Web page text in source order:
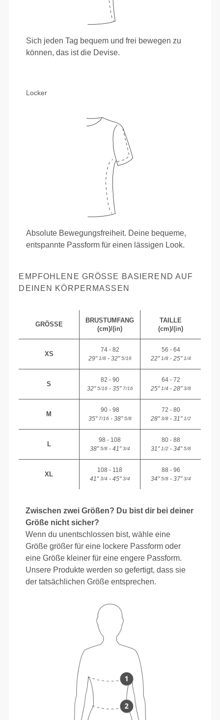
Sich jeden Tag bequem und frei bewegen zu
können, das ist die Devise.
Locker
Absolute Bewegungsfreiheit. Deine bequeme,
entspannte Passform für einen lässigen Look.
EMPFOHLENE GRÖSSE BASIEREND AUF D
EINEN KÖRPERMASSEN
GRÖSSE
BRUSTUMFANG
(cm)/(in)
TAILLE
(cm)/(in)
XS
74 - 82
29"1/8- 32"5/16
56 - 64
22"1/8- 25"1/4
S
82 - 90
32"5/16- 35"7/16
64 - 72
25"1/4 - 28"3/8
M
90 - 98
35"7/16- 38"5/8
72 - 80
28"3/8- 31"1/2
L
98 - 108
38"5/8- 41"3/4
80 - 88
31"1/2- 34"5/8
XL
108 - 118
41"3/4 - 45"3/4
88 - 96
34"5/8- 37"3/4
Zwischen zwei Größen? Du bist dir bei deiner
Größe nicht sicher?
Wenn du unentschlossen bist, wähle eine
Größe größer für eine lockere Passform oder
eine Größe kleiner für eine engere Passform.
Unsere Produkte werden so gefertigt, dass sie
der tatsächlichen Größe entsprechen.